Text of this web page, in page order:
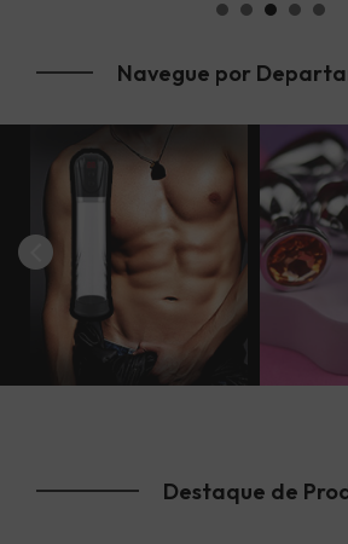
Navegue por
EXTENSOR
DIVERSOS
Destaque de